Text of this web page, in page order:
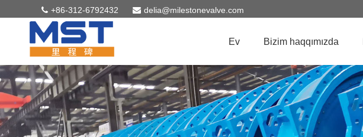
+86-312-6792432 delia@milestonevalve.com
Ev Bizim haqqımızda